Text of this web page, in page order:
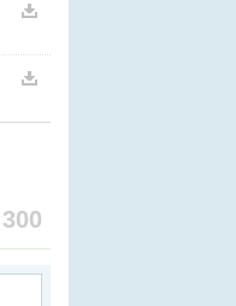
300